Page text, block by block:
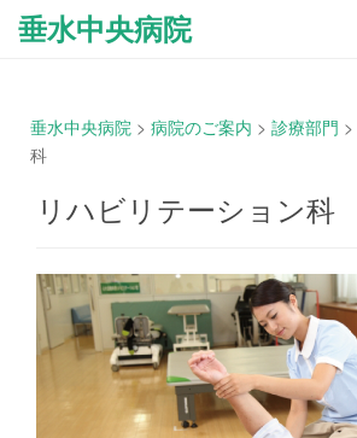
垂水中央病院
垂水中央病院 > 病院のご案内 > 診療部門 >
科
リハビリテーション科